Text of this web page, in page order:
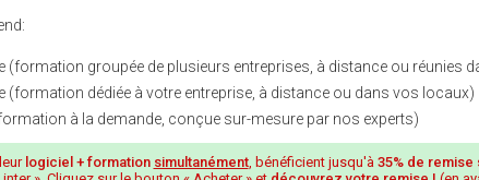
(formation groupée de plusieurs entreprises, à distance ou réunies
(formation dédiée à votre entreprise, à distance ou dans vos locaux)
à la demande, conçue sur-mesure par nos experts)
logiciel + formation simultanément, bénéficient jusqu'à 35% de